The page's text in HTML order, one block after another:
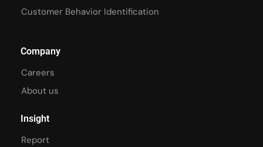
Customer Behavior Identification
Company
Careers
About us
Insight
Report